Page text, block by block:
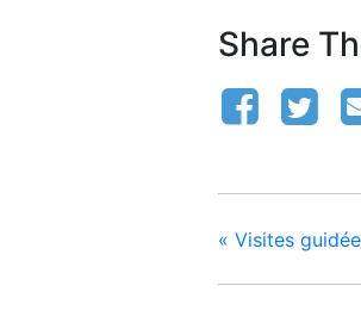
Share
« Visites